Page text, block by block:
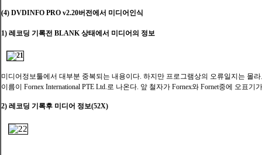
(4) DVDINFO PRO v2.20버전에서 미디어인식
1) 레코딩 기록전 BLANK 상태에서 미디어의 정보
미디어정보툴에서 대부분 중복되는 내용이다. 하지만 프로그램상의 오류일지는 몰
이름이 Fornex International PTE Ltd.로 나온다. 앞 철자가 Fornex와 Fornet중에 오표기
2) 레코딩 기록후 미디어 정보(52X)